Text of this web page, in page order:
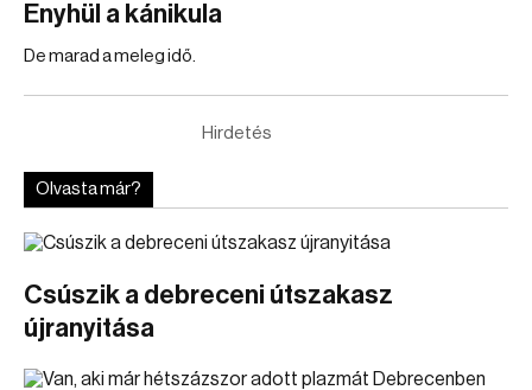
Enyhül a kánikula
De marad a meleg idő.
Hirdetés
Olvasta már?
Csúszik a debreceni útszakasz
újranyitása